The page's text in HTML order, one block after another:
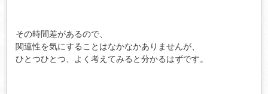
その時間差があるので、
関連性を気にすることはなかなかありませんが、
ひとつひとつ、よく考えてみると分かるはずです。